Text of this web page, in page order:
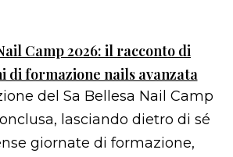
Camp 2026: il racconto di
di formazione nails avanzata
del Sa Bellesa Nail Camp
lasciando dietro di sé
giornate di formazione,